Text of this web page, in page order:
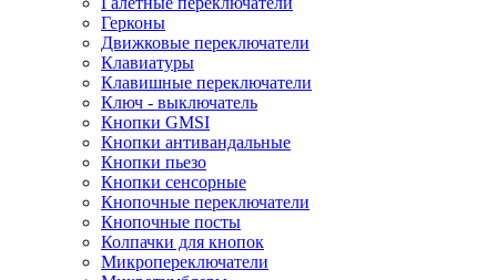
Герконы
Движковые переключатели
Клавиатуры
Клавишные переключатели
Ключ - выключатель
Кнопки GMSI
Кнопки антивандальные
Кнопки пьезо
Кнопки сенсорные
Кнопочные переключатели
Кнопочные посты
Колпачки для кнопок
Микропереключатели